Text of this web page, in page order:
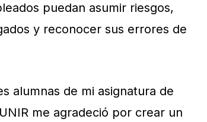
puedan asumir riesgos,
y reconocer sus errores de
alumnas de mi asignatura de
me agradeció por crear un